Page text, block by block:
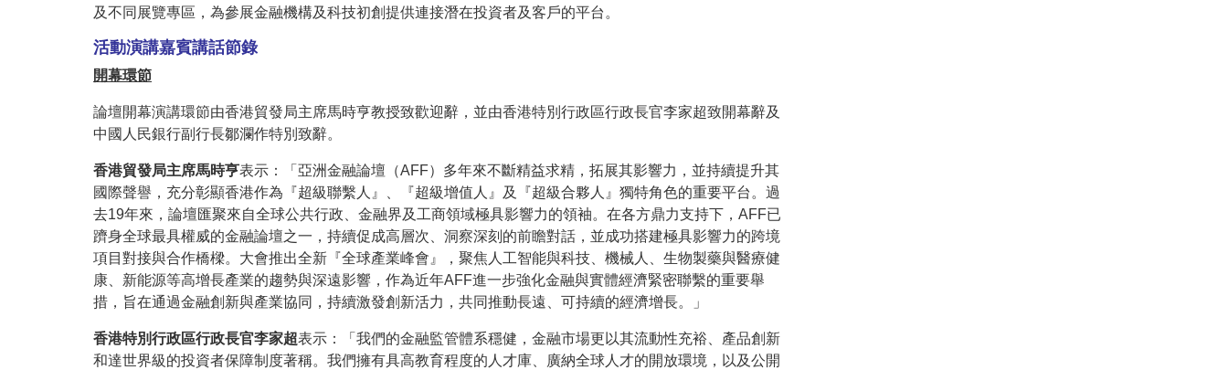
及不同展覽專區，為參展金融機構及科技初創提供連接潛在投資者及客戶的平台。
活動演講嘉賓講話節錄
開幕環節
論壇開幕演講環節由香港貿發局主席馬時亨教授致歡迎辭，並由香港特別行政區行政長官李家超致開幕辭及
中國人民銀行副行長鄒瀾作特別致辭。
香港貿發局主席馬時亨表示：「亞洲金融論壇（AFF）多年來不斷精益求精，拓展其影響力，並持續提升其
國際聲譽，充分彰顯香港作為『超級聯繫人』、『超級增值人』及『超級合夥人』獨特角色的重要平台。過
去19年來，論壇匯聚來自全球公共行政、金融界及工商領域極具影響力的領袖。在各方鼎力支持下，AFF已
躋身全球最具權威的金融論壇之一，持續促成高層次、洞察深刻的前瞻對話，並成功搭建極具影響力的跨境
項目對接與合作橋樑。大會推出全新『全球產業峰會』，聚焦人工智能與科技、機械人、生物製藥與醫療健
康、新能源等高增長產業的趨勢與深遠影響，作為近年AFF進一步強化金融與實體經濟緊密聯繫的重要舉
措，旨在通過金融創新與產業協同，持續激發創新活力，共同推動長遠、可持續的經濟增長。」
香港特別行政區行政長官李家超表示：「我們的金融監管體系穩健，金融市場更以其流動性充裕、產品創新
和達世界級的投資者保障制度著稱。我們擁有具高教育程度的人才庫、廣納全球人才的開放環境，以及公開